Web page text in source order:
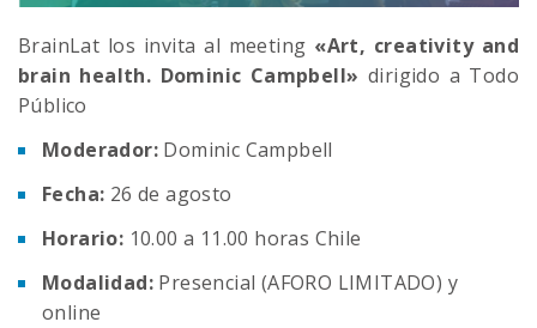
BrainLat los invita al meeting «Art, creativity and
brain health. Dominic Campbell» dirigido a Todo
Público
Moderador: Dominic Campbell
Fecha: 26 de agosto
Horario: 10.00 a 11.00 horas Chile
Modalidad: Presencial (AFORO LIMITADO) y
online